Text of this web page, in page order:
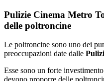
Pulizie Cinema Metro
delle poltroncine
Le poltroncine sono uno dei
preoccupazioni date dalle
Esse sono un forte